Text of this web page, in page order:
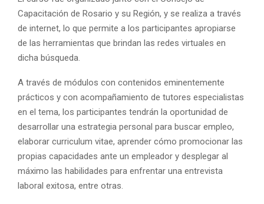
Capacitación de Rosario y su Región, y se realiza a través
de internet, lo que permite a los participantes apropiarse
de las herramientas que brindan las redes virtuales en
dicha búsqueda.
A través de módulos con contenidos eminentemente
prácticos y con acompañamiento de tutores especialistas
en el tema, los participantes tendrán la oportunidad de
desarrollar una estrategia personal para buscar empleo,
elaborar curriculum vitae, aprender cómo promocionar las
propias capacidades ante un empleador y desplegar al
máximo las habilidades para enfrentar una entrevista
laboral exitosa, entre otras.